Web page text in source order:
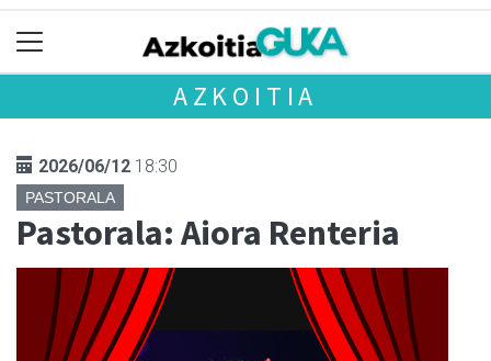
AZKOITIA
2026/06/12 18:30
PASTORALA
Pastorala: Aiora Renteria